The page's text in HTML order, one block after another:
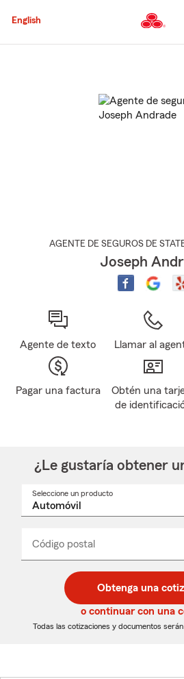
al
English
AGENTE DE SEGUROS DE
Joseph
Agente de texto Llamar al
Pagar una factura
Obtén una
de
¿Le gustaría obtener
Seleccione un producto
desplegable
Código postal
de
5
dígitos
de
5
dígitos
_____
Obtenga una
o continuar con una
Todas las cotizaciones y documentos